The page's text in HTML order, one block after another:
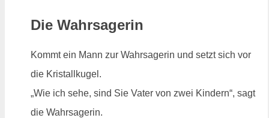
Die Wahrsagerin
Kommt ein Mann zur Wahrsagerin und setzt sich vor
die Kristallkugel.
„Wie ich sehe, sind Sie Vater von zwei Kindern“, sagt
die Wahrsagerin.